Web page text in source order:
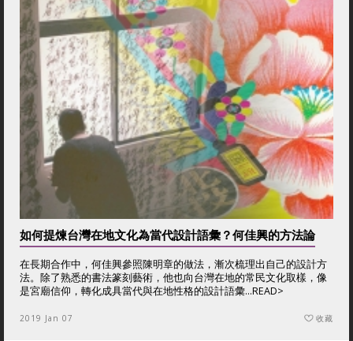
如何提煉台灣在地文化為當代設計語彙？何佳興的方法論
在長期合作中，何佳興參照陳明章的做法，漸次梳理出自己的設計方
法。除了熟悉的書法篆刻藝術，他也向台灣在地的常民文化取樣，像
是宮廟信仰，轉化成具當代與在地性格的設計語彙...READ>
2019 Jan 07 收藏